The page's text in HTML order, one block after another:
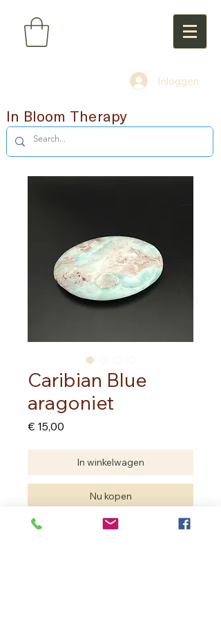
Inloggen
In Bloom Therapy
Caribian Blue
aragoniet
€ 15,00
In winkelwagen
Nu kopen
Handsteen